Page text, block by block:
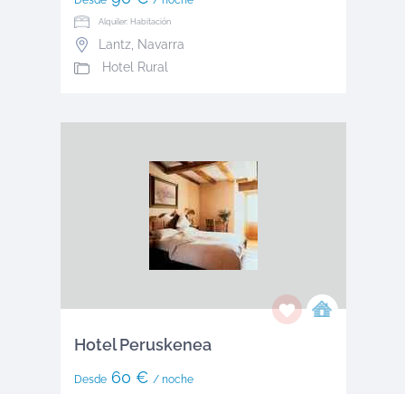
Alquiler: Habitación
Lantz, Navarra
Hotel Rural
Hotel Peruskenea
Desde60 € / noche